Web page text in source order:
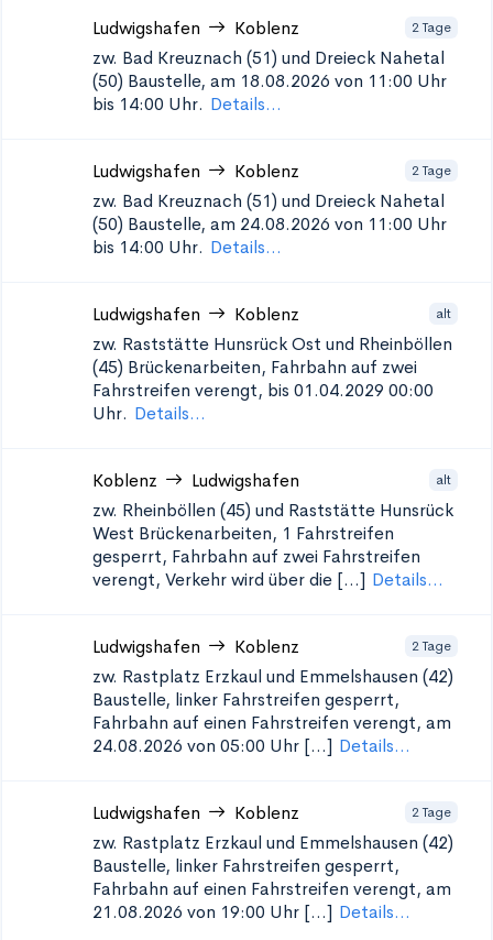
Ludwigshafen Koblenz 2 Tage
zw. Bad Kreuznach (51) und Dreieck Nahetal
(50) Baustelle, am 18.08.2026 von 11:00 Uhr
bis 14:00 Uhr. Details...
Ludwigshafen Koblenz 2 Tage
zw. Bad Kreuznach (51) und Dreieck Nahetal
(50) Baustelle, am 24.08.2026 von 11:00 Uhr
bis 14:00 Uhr. Details...
Ludwigshafen Koblenz alt
zw. Raststätte Hunsrück Ost und Rheinböllen
(45) Brückenarbeiten, Fahrbahn auf zwei
Fahrstreifen verengt, bis 01.04.2029 00:00
Uhr. Details...
Koblenz Ludwigshafen alt
zw. Rheinböllen (45) und Raststätte Hunsrück
West Brückenarbeiten, 1 Fahrstreifen
gesperrt, Fahrbahn auf zwei Fahrstreifen
verengt, Verkehr wird über die [...] Details...
Ludwigshafen Koblenz 2 Tage
zw. Rastplatz Erzkaul und Emmelshausen (42)
Baustelle, linker Fahrstreifen gesperrt,
Fahrbahn auf einen Fahrstreifen verengt, am
24.08.2026 von 05:00 Uhr [...] Details...
Ludwigshafen Koblenz 2 Tage
zw. Rastplatz Erzkaul und Emmelshausen (42)
Baustelle, linker Fahrstreifen gesperrt,
Fahrbahn auf einen Fahrstreifen verengt, am
21.08.2026 von 19:00 Uhr [...] Details...